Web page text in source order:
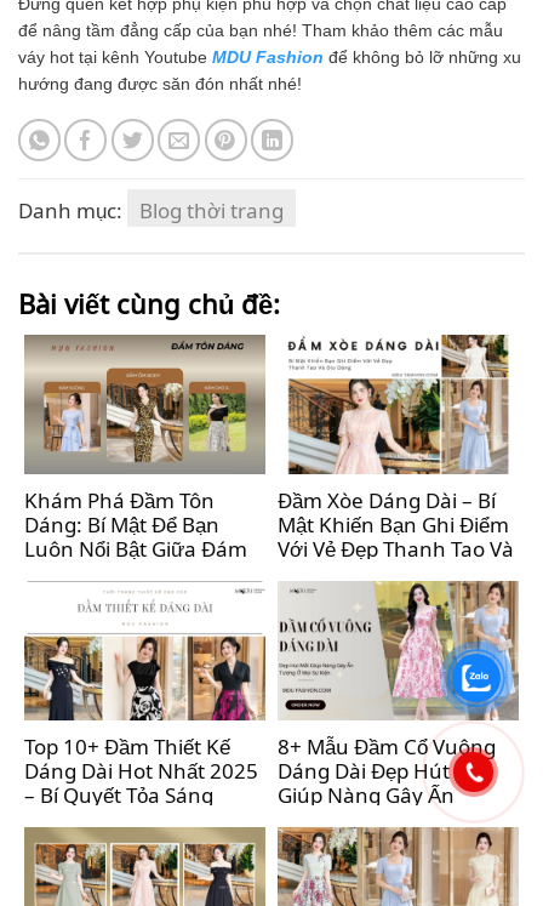
để nâng tầm đẳng cấp của bạn nhé! Tham khảo thêm các mẫu
váy hot tại kênh Youtube MDU Fashion để không bỏ lỡ những xu
hướng đang được săn đón nhất nhé!
Danh mục: Blog thời trang
Bài viết cùng chủ đề:
Khám Phá Đầm Tôn
Dáng: Bí Mật Để Bạn
Luôn Nổi Bật Giữa Đám
Đầm Xòe Dáng Dài – Bí
Mật Khiến Bạn Ghi Điểm
Với Vẻ Đẹp Thanh Tao Và
Dịu Dàng
Top 10+ Đầm Thiết Kế
Dáng Dài Hot Nhất 2025
– Bí Quyết Tỏa Sáng
Thanh Lịch Cho Nàng
8+ Mẫu Đầm Cổ Vuông
Dáng Dài Đẹp Hút Mắt
Giúp Nàng Gây Ấn
Tượng Ở Mọi Sự Kiện